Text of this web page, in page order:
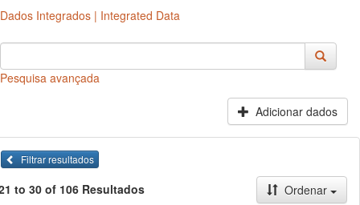
Dados Integrados | Integrated Data
Pesquisa avançada
Adicionar dados
Filtrar resultados
to 30 of 106 Resultados
Ordenar